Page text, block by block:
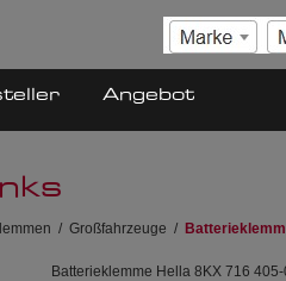
Angebot
/ Großfahrzeuge /
Batterieklemme Hella 8KX 716